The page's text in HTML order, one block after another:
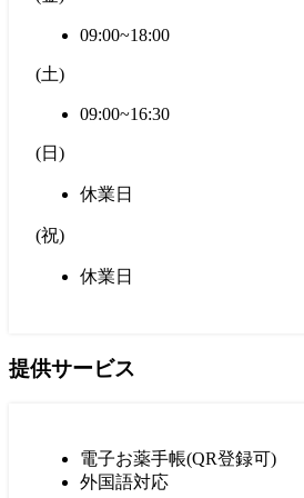
09:00~18:00
(土)
09:00~16:30
(日 )
休業日
(祝)
休業日
提供サービス
電子お薬手帳(QR登録可)
外国語対応